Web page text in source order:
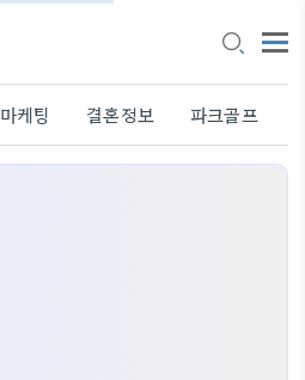
마케팅 결혼정보 파크골프